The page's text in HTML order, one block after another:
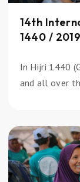
14th
1440 / 2019
In Hijri 1440
and all over